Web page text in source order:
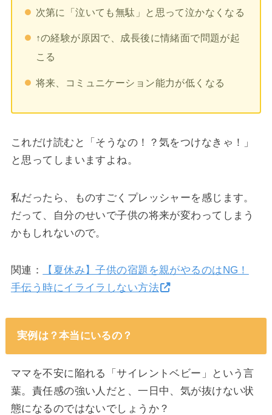
次第に「泣いても無駄」と思って泣かなくなる
↑の経験が原因で、成長後に情緒面で問題が起
こる
将来、コミュニケーション能力が低くなる
これだけ読むと「そうなの！？気をつけなきゃ！」
と思ってしまいますよね。
私だったら、ものすごくプレッシャーを感じます。
だって、自分のせいで子供の将来が変わってしまう
かもしれないので。
関連：
【夏休み】子供の宿題を親がやるのはNG！
手伝う時にイライラしない方法
実例は？本当にいるの？
ママを不安に陥れる「サイレントベビー」という言
葉。責任感の強い人だと、一日中、気が抜けない状
態になるのではないでしょうか？